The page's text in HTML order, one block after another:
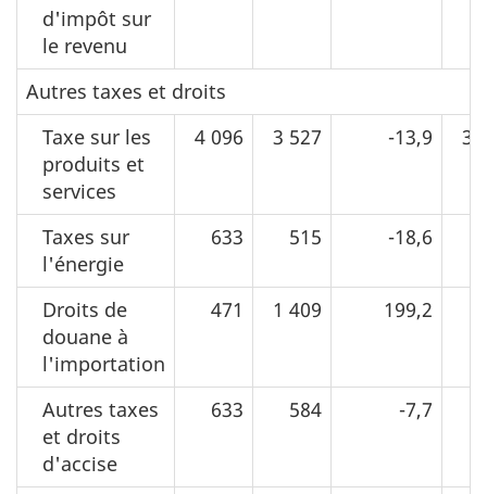
d'impôt sur
le revenu
Autres taxes et droits
Taxe sur les
produits et
services
4 096 3 527 -13,9
Taxes sur
l'énergie
633 515 -18,6
Droits de
douane à
l'importation
471 1 409 199,2
Autres taxes
et droits
d'accise
633 584 -7,7